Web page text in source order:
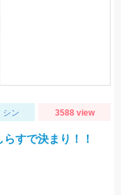
シン 3588 view
すで決まり！！